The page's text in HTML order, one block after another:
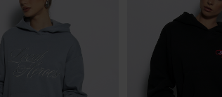
ZAŁÓŻ KONTO